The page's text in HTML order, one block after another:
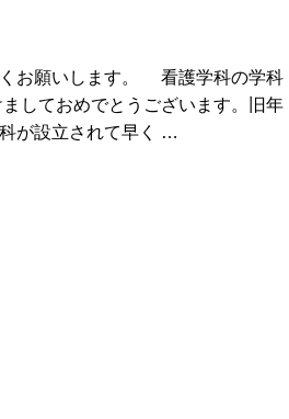
お願いします。 看護学科の学科
しておめでとうございます。旧年
が設立されて早く …